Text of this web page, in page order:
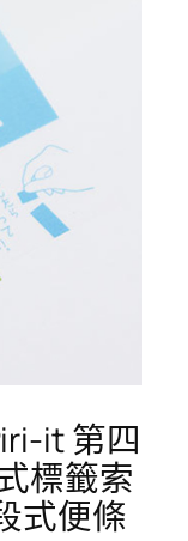
it 第四
標籤索
式便條